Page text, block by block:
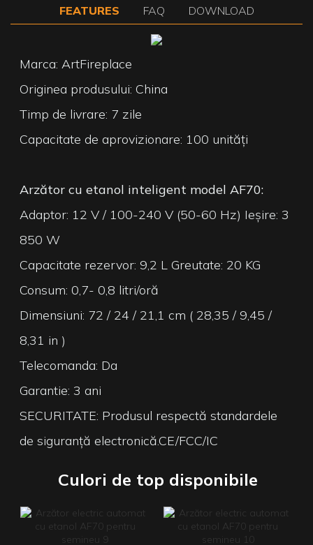
FEATURES FAQ DOWNLOAD
Marca: ArtFireplace
Originea produsului: China
Timp de livrare: 7 zile
Capacitate de aprovizionare: 100 unități
Arzător cu etanol inteligent model AF70:
Adaptor: 12 V / 100-240 V (50-60 Hz) Ieșire: 3
850 W
Capacitate rezervor: 9,2 L Greutate: 20 KG
Consum: 0,7- 0,8 litri/oră
Dimensiuni: 72 / 24 / 21,1 cm ( 28,35 / 9,45 /
8,31 in )
Telecomanda: Da
Garantie: 3 ani
SECURITATE: Produsul respectă standardele
de siguranță electronică.CE/FCC/IC
Culori de top disponibile